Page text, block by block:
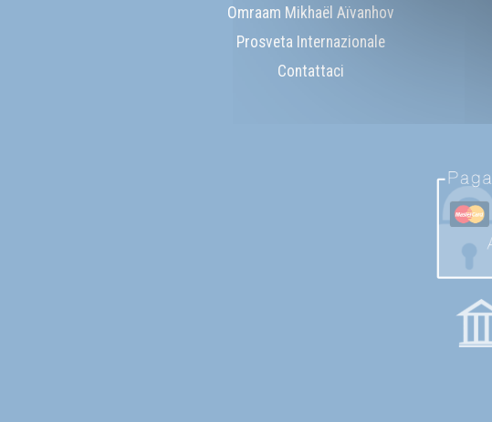
Omraam Mikhaël Aïvanhov
Prosveta Internazionale
Contattaci